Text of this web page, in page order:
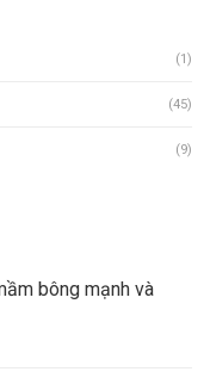
(1)
(45)
(9)
bông mạnh và